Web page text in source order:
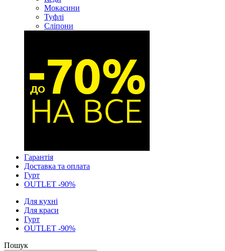
Мокасини
Туфлі
Сліпони
Гарантія
Доставка та оплата
Гурт
OUTLET -90%
Для кухні
Для краси
Гурт
OUTLET -90%
Пошук